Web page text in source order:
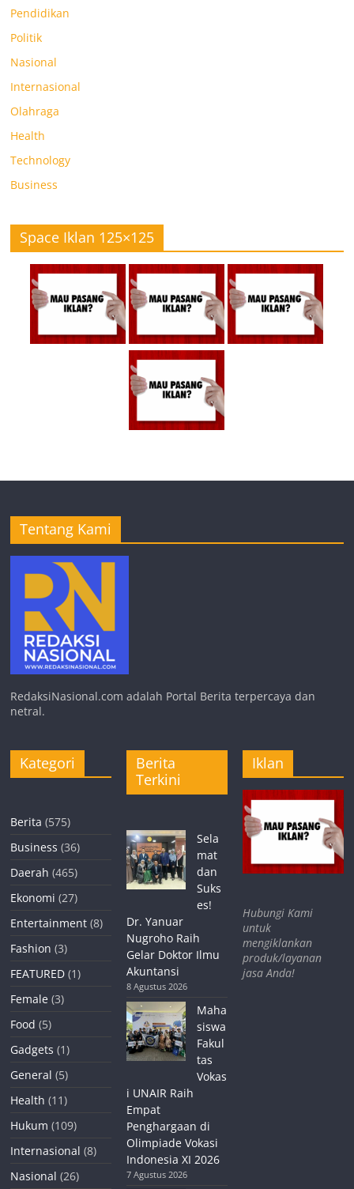
Pendidikan
Politik
Nasional
Internasional
Olahraga
Health
Technology
Business
Space Iklan 125×125
Tentang Kami
RedaksiNasional.com adalah Portal Berita terpercaya dan
netral.
Kategori
Berita (575)
Business (36)
Daerah (465)
Ekonomi (27)
Entertainment (8)
Fashion (3)
FEATURED (1)
Female (3)
Food (5)
Gadgets (1)
General (5)
Health (11)
Hukum (109)
Internasional (8)
Nasional (26)
Berita
Terkini
Sela
mat
dan
Suks
es!
Dr. Yanuar
Nugroho Raih
Gelar Doktor Ilmu
Akuntansi
8 Agustus 2026
Maha
siswa
Fakul
tas
Vokas
i UNAIR Raih
Empat
Penghargaan di
Olimpiade Vokasi
Indonesia XI 2026
7 Agustus 2026
Iklan
Hubungi Kami
untuk
mengiklankan
produk/layanan
jasa Anda!